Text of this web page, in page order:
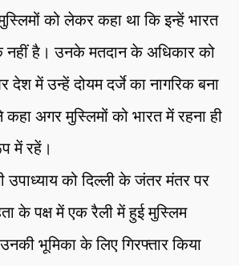
को लेकर कहा था कि इन्हें भारत
नहीं है। उनके मतदान के अधिकार को
देश में उन्हें दोयम दर्जे का नागरिक बना
कहा अगर मुस्लिमों को भारत में रहना ही
में रहें।
उपाध्याय को दिल्ली के जंतर मंतर पर
के पक्ष में एक रैली में हुई मुस्लिम
उनकी भूमिका के लिए गिरफ्तार किया